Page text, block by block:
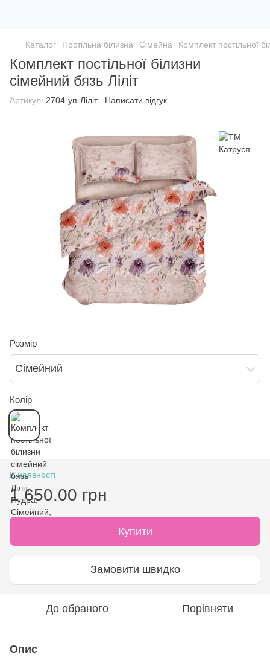
Каталог Постільна білизна Сімейна Комплект постільної
Комплект постільної білизни
сімейний бязь Ліліт
Артикул: 2704-уп-Ліліт Написати відгук
Розмір
Сімейний
Колір
В наявності
1 650.00 грн
Купити
Замовити швидко
До обраного Порівняти
Опис